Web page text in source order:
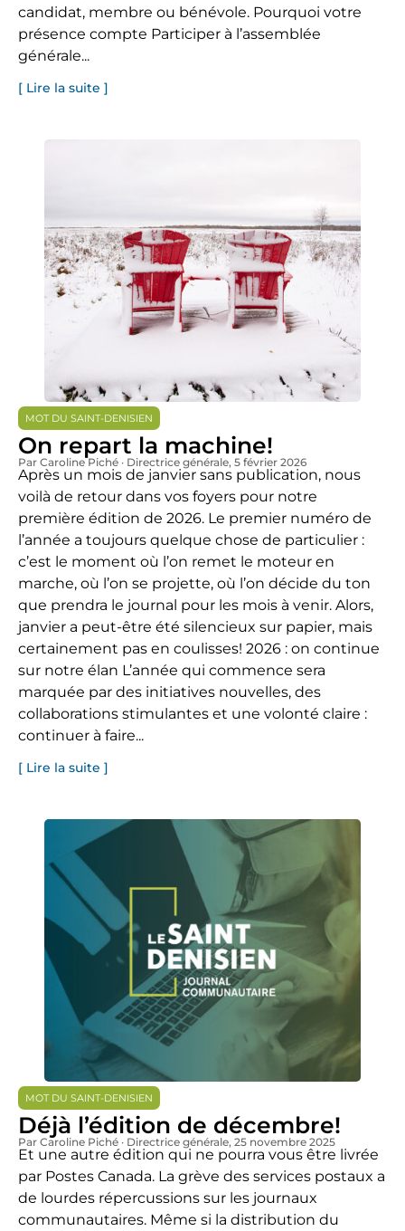
candidat, membre ou bénévole. Pourquoi votre
présence compte Participer à l’assemblée
générale...
[ Lire la suite ]
MOT DU SAINT-DENISIEN
On repart la machine!
Par Caroline Piché · Directrice générale, 5 février 2026
Après un mois de janvier sans publication, nous
voilà de retour dans vos foyers pour notre
première édition de 2026. Le premier numéro de
l’année a toujours quelque chose de particulier :
c’est le moment où l’on remet le moteur en
marche, où l’on se projette, où l’on décide du ton
que prendra le journal pour les mois à venir. Alors,
janvier a peut-être été silencieux sur papier, mais
certainement pas en coulisses! 2026 : on continue
sur notre élan L’année qui commence sera
marquée par des initiatives nouvelles, des
collaborations stimulantes et une volonté claire :
continuer à faire...
[ Lire la suite ]
MOT DU SAINT-DENISIEN
Déjà l’édition de décembre!
Par Caroline Piché · Directrice générale, 25 novembre 2025
Et une autre édition qui ne pourra vous être livrée
par Postes Canada. La grève des services postaux a
de lourdes répercussions sur les journaux
communautaires. Même si la distribution du